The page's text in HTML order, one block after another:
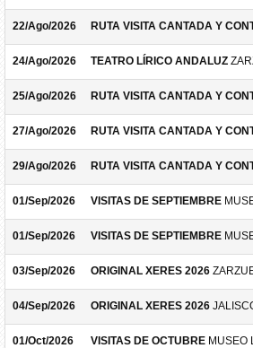
22/Ago/2026 RUTA VISITA CANTADA Y
24/Ago/2026 TEATRO LÍRICO ANDALUZ
25/Ago/2026 RUTA VISITA CANTADA Y
27/Ago/2026 RUTA VISITA CANTADA Y
29/Ago/2026 RUTA VISITA CANTADA Y
01/Sep/2026 VISITAS DE SEPTIEMBRE
01/Sep/2026 VISITAS DE SEPTIEMBRE
03/Sep/2026 ORIGINAL XERES 2026
04/Sep/2026 ORIGINAL XERES 2026
01/Oct/2026 VISITAS DE OCTUBRE MUSEO